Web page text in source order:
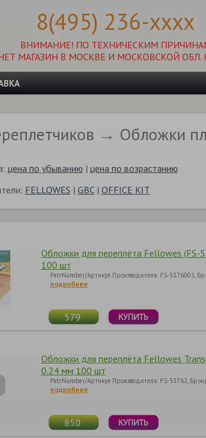
8(495) 236-xxxx
ВНИМАНИЕ! ПО ТЕХНИЧЕСКИМ
МАГАЗИН В МОСКВЕ И МОСКОВСКОЙ ОБЛ.
→ Обложки
цена по убыванию | цена по возрастанию
FELLOWES | GBC| OFFICE KIT
Обложки для переплёта Fellowes (FS-
100 шт
PatrNumber/Артикул Производителя: FS-5376001,
подробнее
579
Обложки для переплёта Fellowes
0.24 мм 100 шт
PatrNumber/Артикул Производителя: FS-53762,
подробнее
850